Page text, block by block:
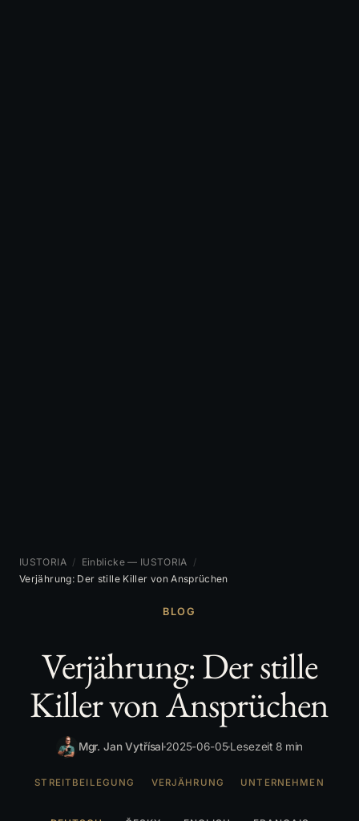
IUSTORIA / Einblicke — IUSTORIA /
Verjährung: Der stille Killer von Ansprüchen
BLOG
Verjährung: Der stille
Killer von Ansprüchen
Mgr. Jan Vytřísal 2025-06-05 Lesezeit 8 min
STREITBEILEGUNG VERJÄHRUNG UNTERNEHMEN